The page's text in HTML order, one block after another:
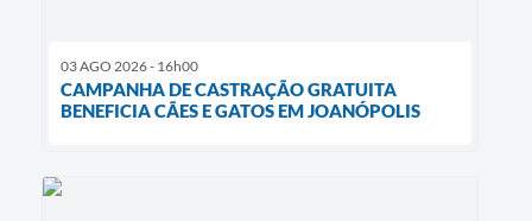
03 AGO 2026 - 16h00
CAMPANHA DE CASTRAÇÃO GRATUITA
BENEFICIA CÃES E GATOS EM JOANÓPOLIS